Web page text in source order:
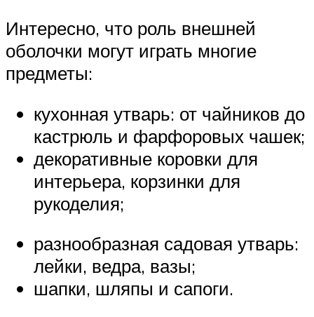
Интересно, что роль внешней
оболочки могут играть многие
предметы:
кухонная утварь: от чайников до
кастрюль и фарфоровых чашек;
декоративные коровки для
интерьера, корзинки для
рукоделия;
разнообразная садовая утварь:
лейки, ведра, вазы;
шапки, шляпы и сапоги.